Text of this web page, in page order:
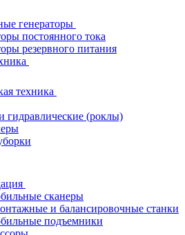
генераторы
постоянного тока
резервного питания
техника
гидравлические (роклы)
сканеры
и балансировочные станки
подъемники